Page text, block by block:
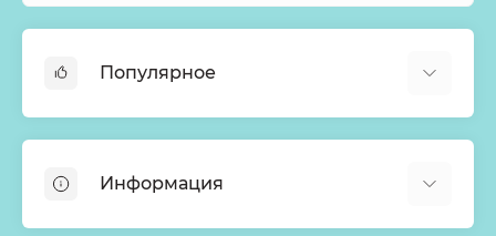
Популярное
Хиты продаж
Букеты из роз
Информация